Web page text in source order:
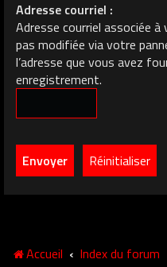
Adresse courriel :
Adresse courriel associée
pas modifiée via votre
l’adresse que vous avez
enregistrement.
Accueil Index du forum